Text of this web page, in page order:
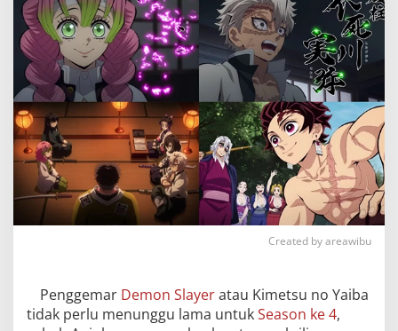
Created by areawibu
Penggemar Demon Slayeratau Kimetsu no Yaiba
tidak perlu menunggu lama untukSeason ke 4,